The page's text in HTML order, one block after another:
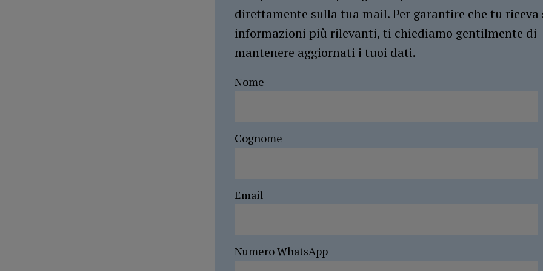
direttamente sulla tua mail. Per garantire che tu riceva
informazioni più rilevanti, ti chiediamo gentilmente di
mantenere aggiornati i tuoi dati.
Nome
Cognome
Email
Numero WhatsApp